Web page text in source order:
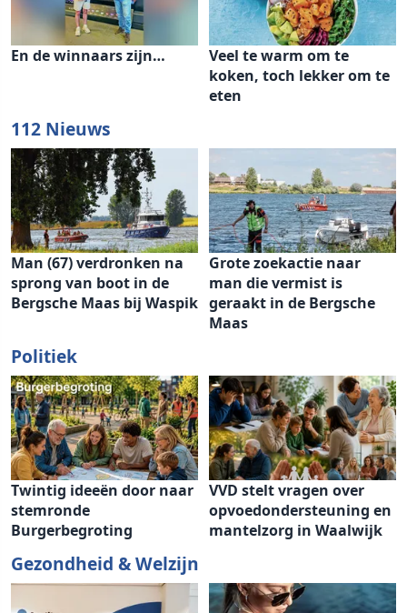
En de winnaars zijn…
Veel te warm om te
koken, toch lekker om te
eten
112 Nieuws
Man (67) verdronken na
sprong van boot in de
Bergsche Maas bij Waspik
Grote zoekactie naar
man die vermist is
geraakt in de Bergsche
Maas
Politiek
Twintig ideeën door naar
stemronde
Burgerbegroting
VVD stelt vragen over
opvoedondersteuning en
mantelzorg in Waalwijk
Gezondheid & Welzijn